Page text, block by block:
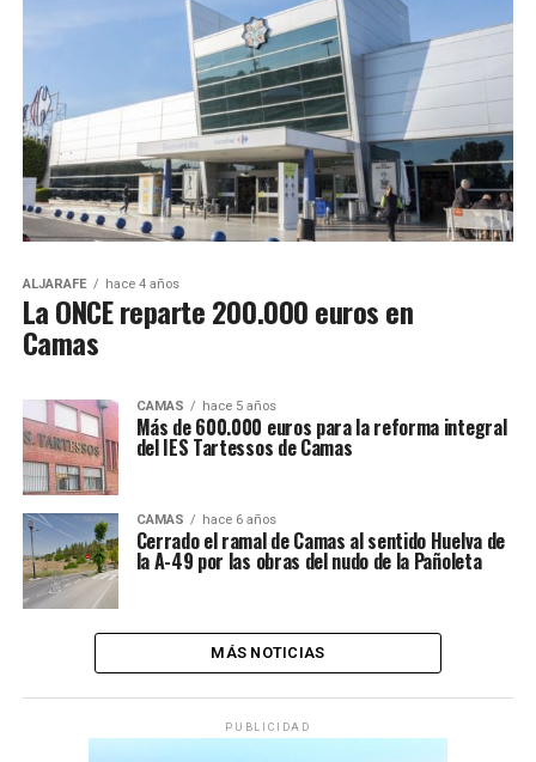
ALJARAFE hace 4 años
La ONCE reparte 200.000 euros en
Camas
CAMAS hace 5 años
Más de 600.000 euros para la reforma integral
del IES Tartessos de Camas
CAMAS hace 6 años
Cerrado el ramal de Camas al sentido Huelva de
la A-49 por las obras del nudo de la Pañoleta
MÁS NOTICIAS
PUBLICIDAD